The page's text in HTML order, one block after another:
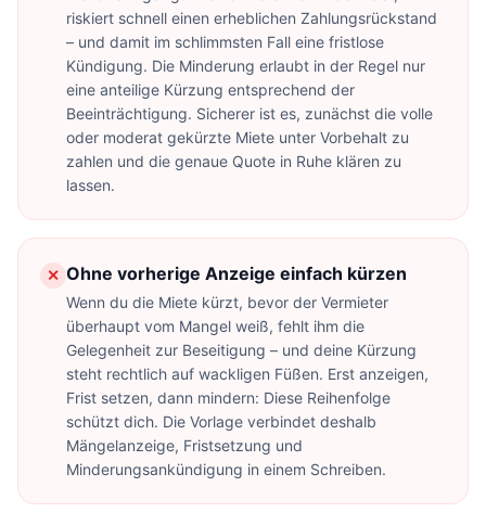
riskiert schnell einen erheblichen Zahlungsrückstand
– und damit im schlimmsten Fall eine fristlose
Kündigung. Die Minderung erlaubt in der Regel nur
eine anteilige Kürzung entsprechend der
Beeinträchtigung. Sicherer ist es, zunächst die volle
oder moderat gekürzte Miete unter Vorbehalt zu
zahlen und die genaue Quote in Ruhe klären zu
lassen.
✕ Ohne vorherige Anzeige einfach kürzen
Wenn du die Miete kürzt, bevor der Vermieter
überhaupt vom Mangel weiß, fehlt ihm die
Gelegenheit zur Beseitigung – und deine Kürzung
steht rechtlich auf wackligen Füßen. Erst anzeigen,
Frist setzen, dann mindern: Diese Reihenfolge
schützt dich. Die Vorlage verbindet deshalb
Mängelanzeige, Fristsetzung und
Minderungsankündigung in einem Schreiben.